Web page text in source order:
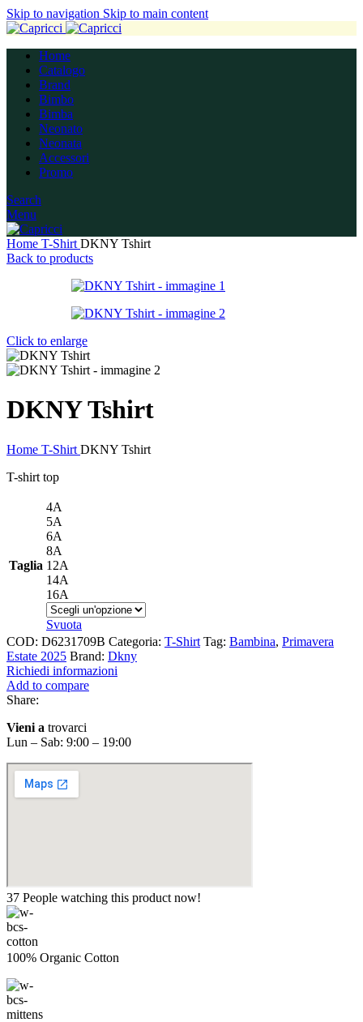
Skip to navigation Skip to main content
Home
Catalogo
Brand
Bimbo
Bimba
Neonato
Neonata
Accessori
Promo
Search
Menu
Home T-Shirt DKNY Tshirt
Back to products
Click to enlarge
DKNY Tshirt
Home T-Shirt DKNY Tshirt
T-shirt top
Taglia
4A
5A
6A
8A
12A
14A
16A
Svuota
COD: D6231709B Categoria: T-Shirt Tag: Bambina, Primavera
Estate 2025 Brand: Dkny
Richiedi informazioni
Add to compare
Share:
Vieni a trovarci
Lun – Sab: 9:00 – 19:00
37 People watching this product now!
100% Organic Cotton